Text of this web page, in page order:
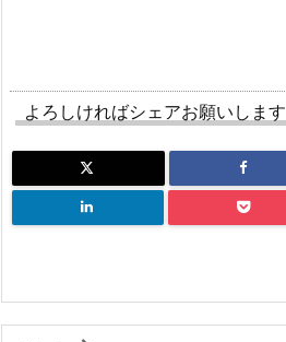
よろしければシェアお願いします